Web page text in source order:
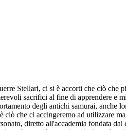
Stellari, ci si è accorti che ciò
sacrifici al fine di apprendere e
degli antichi samurai,
che ci accingeremo ad utilizzare
diretto all'accademia fondata